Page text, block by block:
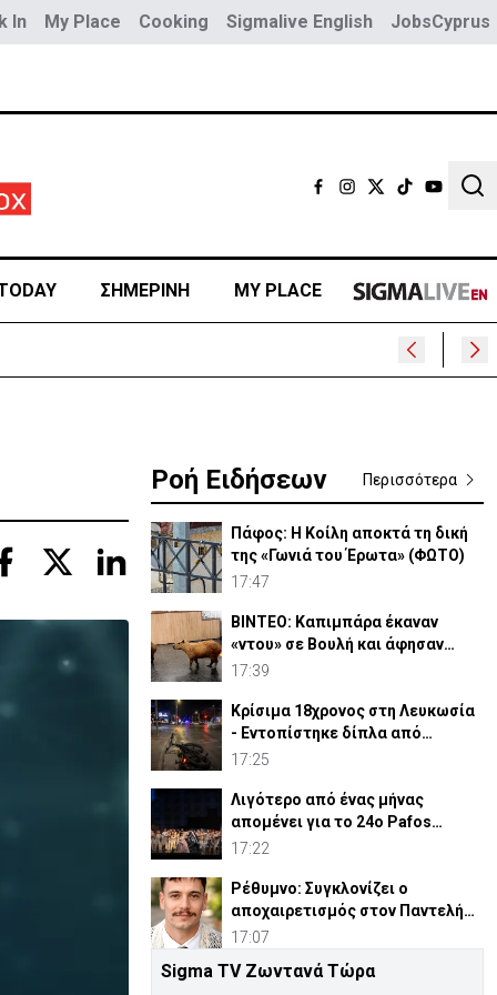
In My Place Cooking Sigmalive English JobsCyprus
ΣΗΜΕΡΙΝΗ MY PLACE
Ροή Ειδήσεων Περισσότερα
Πάφος: Η Κοίλη αποκτά τη δική
της «Γωνιά του Έρωτα» (ΦΩΤΟ)
17:47
ΒΙΝΤΕΟ: Καπιμπάρα έκαναν
«ντου» σε Βουλή και άφησαν
άφωνους βουλευτές
17:39
Κρίσιμα 18χρονος στη Λευκωσία
- Εντοπίστηκε δίπλα από
ηλεκτρικό ποδήλατο
17:25
Λιγότερο από ένας μήνας
απομένει για το 24ο Pafos
Aphrodite Festival
17:22
Ρέθυμνο: Συγκλονίζει ο
αποχαιρετισμός στον Παντελή
από τον Ιερέα Πατέρα του
17:07
Το θαύμα του Χρυσοσωτήρα που
Sigma TV Ζωντανά Τώρα